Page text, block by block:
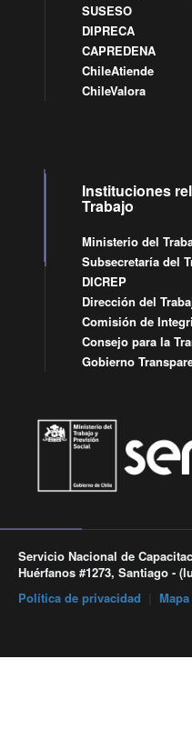
SUSESO
DIPRECA
CAPREDENA
ChileAtiende
ChileValora
Instituciones
Trabajo
Ministerio del
Subsecretaría del
DICREP
Dirección del
Comisión de
Consejo para la
Gobierno
Servicio Nacional de
Huérfanos #1273, Santiago -
Política de privacidad